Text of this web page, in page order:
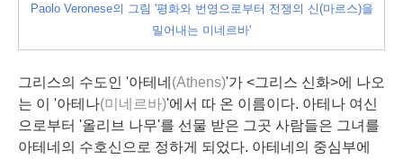
Paolo Veronese의 그림 '평화와 번영으로부터 전쟁의 신(마르스)을
밀어내는 미네르바'
그리스의 수도인 '아테네 (Athens)'가 <그리스 신화>에 나오
는 이 '아테나(미네르바)'에서 따 온 이름이다. 아테나 여신
으로부터 '올리브 나무'를 선물 받은 그곳 사람들은 그녀를
아테네의 수호신으로 정하게 되었다. 아테네의 중심부에